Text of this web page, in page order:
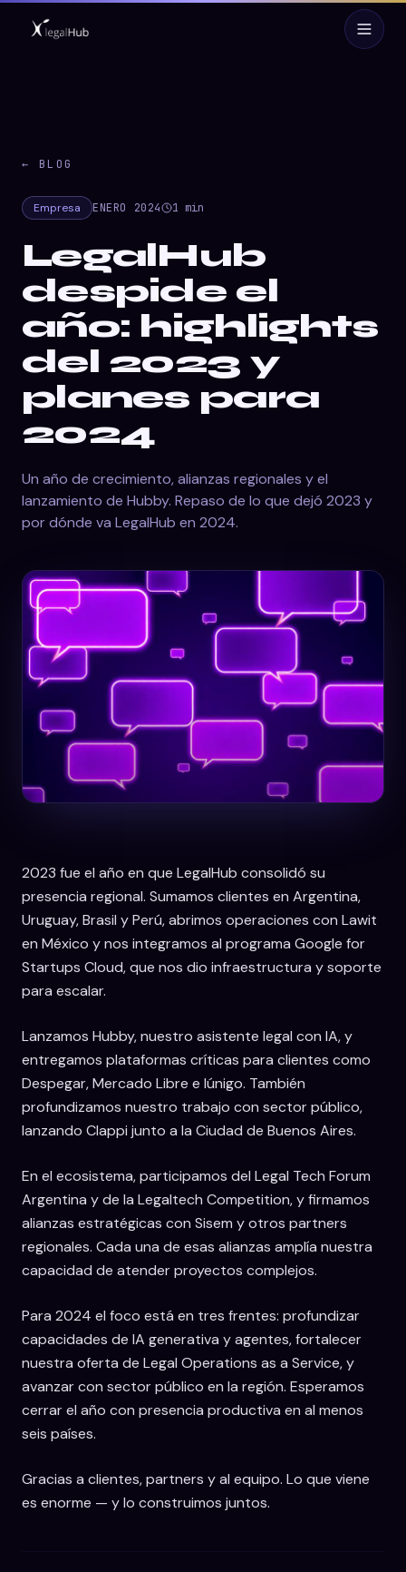
← BLOG
Empresa ENERO 2024 1 min
LegalHub
despide el
año: highlights
del 2023 y
planes para
2024
Un año de crecimiento, alianzas regionales y el
lanzamiento de Hubby. Repaso de lo que dejó 2023 y
por dónde va LegalHub en 2024.
2023 fue el año en que LegalHub consolidó su
presencia regional. Sumamos clientes en Argentina,
Uruguay, Brasil y Perú, abrimos operaciones con Lawit
en México y nos integramos al programa Google for
Startups Cloud, que nos dio infraestructura y soporte
para escalar.
Lanzamos Hubby, nuestro asistente legal con IA, y
entregamos plataformas críticas para clientes como
Despegar, Mercado Libre e Iúnigo. También
profundizamos nuestro trabajo con sector público,
lanzando Clappi junto a la Ciudad de Buenos Aires.
En el ecosistema, participamos del Legal Tech Forum
Argentina y de la Legaltech Competition, y firmamos
alianzas estratégicas con Sisem y otros partners
regionales. Cada una de esas alianzas amplía nuestra
capacidad de atender proyectos complejos.
Para 2024 el foco está en tres frentes: profundizar
capacidades de IA generativa y agentes, fortalecer
nuestra oferta de Legal Operations as a Service, y
avanzar con sector público en la región. Esperamos
cerrar el año con presencia productiva en al menos
seis países.
Gracias a clientes, partners y al equipo. Lo que viene
es enorme — y lo construimos juntos.